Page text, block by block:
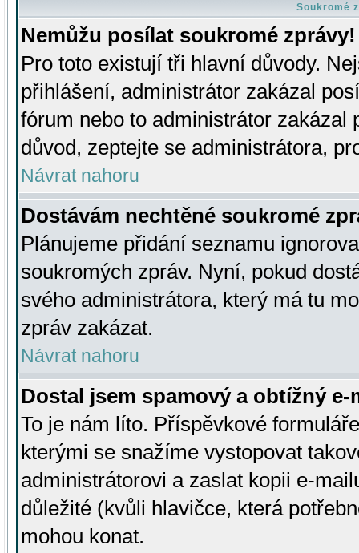
Soukromé
Nemůžu posílat soukromé zprávy!
Pro toto existují tři hlavní důvody.
přihlášení, administrátor zakázal
fórum nebo to administrátor zakázal
důvod, zeptejte se administrátora,
Návrat nahoru
Dostávám nechtěné soukromé
Plánujeme přidání seznamu
soukromých zpráv. Nyní, pokud
svého administrátora, který má tu
zpráv zakázat.
Návrat nahoru
Dostal jsem spamový a obtížný
To je nám líto. Příspěvkové
kterými se snažíme vystopovat
administrátorovi a zaslat kopii e-
důležité (kvůli hlavičce, která
mohou konat.